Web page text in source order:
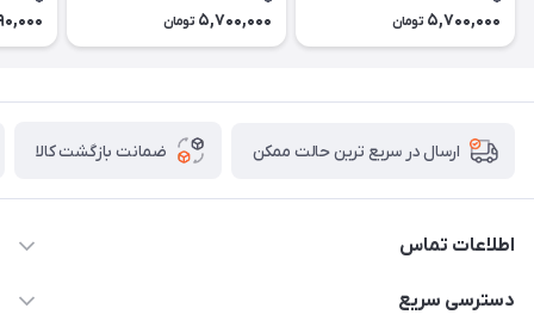
5,700,000 تومان 5,700,000 تومان
ارسال در سریع ترین حالت ممکن ضمانت بازگشت کالا
اطلاعات تماس
09387538030
دسترسی سریع